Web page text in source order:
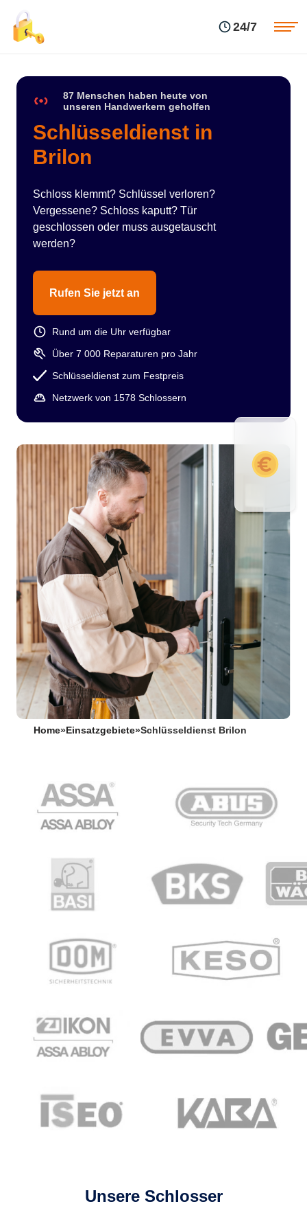
24/7
87 Menschen haben heute von
unseren Handwerkern geholfen
Schlüsseldienst in
Brilon
Schloss klemmt? Schlüssel verloren?
Vergessene? Schloss kaputt? Tür
geschlossen oder muss ausgetauscht
werden?
Rufen Sie jetzt an
Rund um die Uhr verfügbar
Über 7 000 Reparaturen pro Jahr
Schlüsseldienst zum Festpreis
Netzwerk von 1578 Schlossern
Home» Einsatzgebiete»Schlüsseldienst Brilon
Unsere Schlosser